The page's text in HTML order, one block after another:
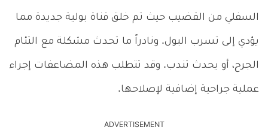
السفلي من القضيب حيث تم خلق قناة بولية جديدة مما
يؤدي إلى تسرب البول. ونادراً ما تحدث مشكلة مع التئام
الجرح، أو يحدث تندب. وقد تتطلب هذه المضاعفات إجراء
عملية جراحية إضافية لإصلاحها.
ADVERTISEMENT